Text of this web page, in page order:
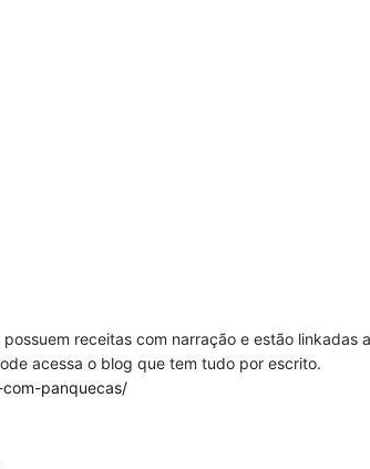
receitas com narração e estão linkadas
acessa o blog que tem tudo por escrito.
panquecas/